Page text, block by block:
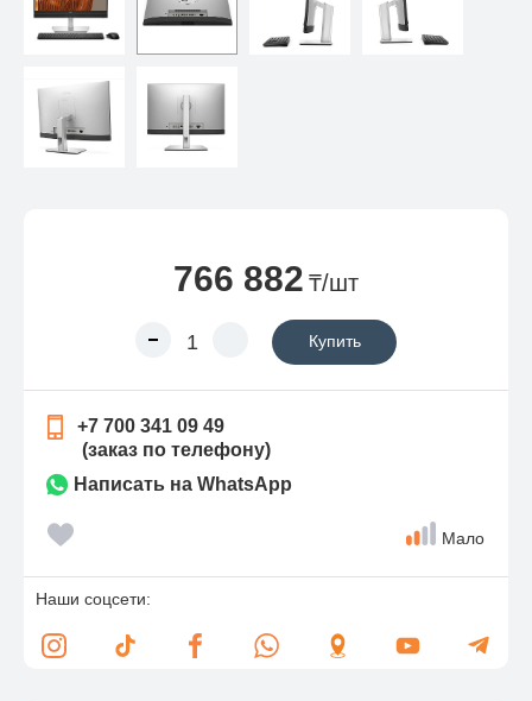
766 882 ₸/шт
Купить
+7 700 341 09 49
(заказ по телефону)
Написать на WhatsApp
Мало
Наши соцсети: